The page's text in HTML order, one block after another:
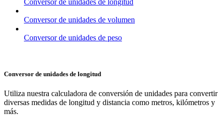
Conversor de unidades de volumen
Conversor de unidades de peso
Conversor de unidades de longitud
Utiliza nuestra calculadora de conversión de unidades para convertir
diversas medidas de longitud y distancia como metros, kilómetros y
más.